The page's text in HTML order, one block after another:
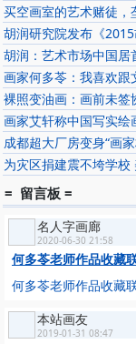
买空画室的艺术赌徒，
胡润研究院发布《
胡润：艺术市场中国居
画家何多苓：我喜欢跟
裸照变油画：画前未签
画家艾轩称中国写实
成都超大厂房变身“画
为灾区捐建震不垮学
= 留言板 =
名人字画廊
2020-06-30 21:58
何多苓老师作品收藏
何多苓老师作品收藏
本站画友
2019-01-31 08:47